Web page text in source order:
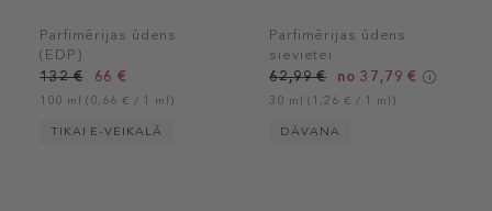
Parfimērijas ūdens
(EDP)
132 €
66 €
100 ml (0,66 € / 1 ml)
TIKAI E-VEIKALĀ
Parfimērijas ūdens
sievietei
62,99 €
no 37,79 €
30 ml (1,26 € / 1 ml)
DĀVANA